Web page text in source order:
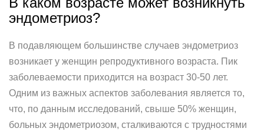
эндометриоз?
В подавляющем большинстве случаев эндометриоз
возникает у женщин репродуктивного возраста. Пик
заболеваемости приходится на возраст 30-50 лет.
Одним из важных аспектов заболевания является то,
что, по данным исследований, свыше 50% женщин,
больных эндометриозом, сталкиваются с трудностями